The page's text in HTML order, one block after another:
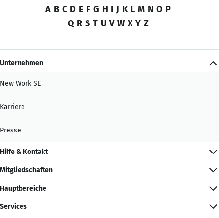
A B C D E F G H I J K L M N O P
Q R S T U V W X Y Z
Unternehmen
New Work SE
Karriere
Presse
Hilfe & Kontakt
Mitgliedschaften
Hauptbereiche
Services